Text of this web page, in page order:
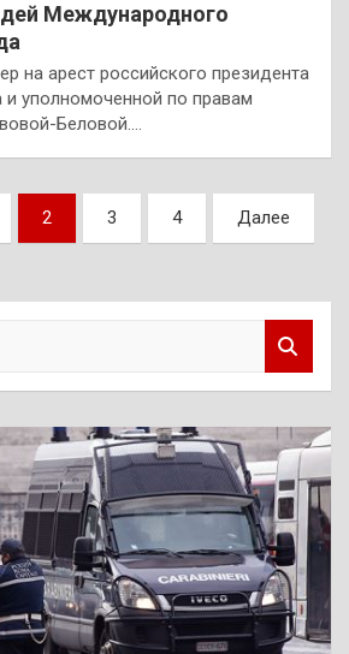
Международного
на арест российского президента
уполномоченной по правам
Беловой.…
2 3 4 Далее